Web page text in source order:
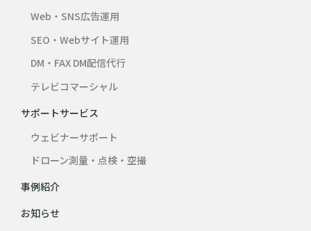
Web・SNS広告運用
SEO・Webサイト運用
DM・FAX DM配信代行
テレビコマーシャル
サポートサービス
ウェビナーサポート
ドローン測量・点検・空撮
事例紹介
お知らせ